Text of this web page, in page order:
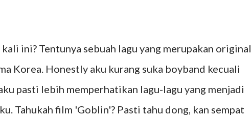
kali ini? Tentunya sebuah lagu yang merupakan original
Korea. Honestly aku kurang suka boyband kecuali
pasti lebih memperhatikan lagu-lagu yang menjadi
Tahukah film 'Goblin'? Pasti tahu dong, kan sempat